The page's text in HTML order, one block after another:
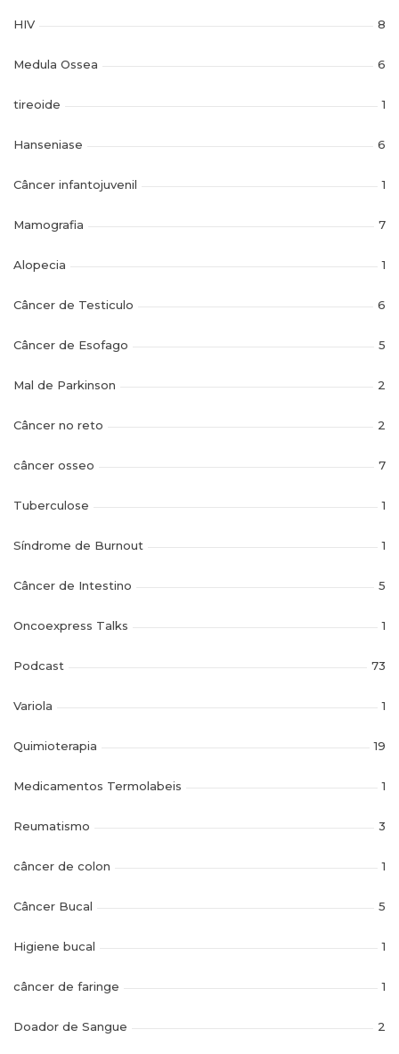
HIV 8
Medula Ossea 6
tireoide 1
Hanseniase 6
Câncer infantojuvenil 1
Mamografia 7
Alopecia 1
Câncer de Testiculo 6
Câncer de Esofago 5
Mal de Parkinson 2
Câncer no reto 2
câncer osseo 7
Tuberculose 1
Síndrome de Burnout 1
Câncer de Intestino 5
Oncoexpress Talks 1
Podcast 73
Variola 1
Quimioterapia 19
Medicamentos Termolabeis 1
Reumatismo 3
câncer de colon 1
Câncer Bucal 5
Higiene bucal 1
câncer de faringe 1
Doador de Sangue 2